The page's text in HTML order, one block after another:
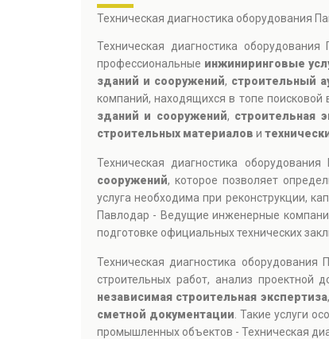
Техническая диагностика оборудования
Техническая диагностика
профессиональные инжиниринговые
зданий и сооружений, строительный
компаний, находящихся в топе поисковой
зданий и сооружений, строительная
строительных материалов и
Техническая диагностика
сооружений, которое позволяет
услуга необходима при реконструкции,
Павлодар - Ведущие инженерные
подготовке официальных технических
Техническая диагностика
строительных работ, анализ проектной
независимая строительная экспертиза
сметной документации . Такие услуги
промышленных объектов - Техническая